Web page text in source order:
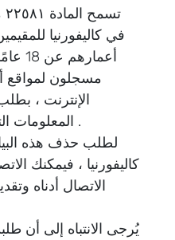
في كاليفورنيا
مسجلون لمواقع
الإنترنت ،
المعلومات التي جعلوها متاحة للجمهور .
لطلب حذف هذه
كاليفورنيا ، فيمكنك
الاتصال أدناه
يُرجى الانتباه إلى أن